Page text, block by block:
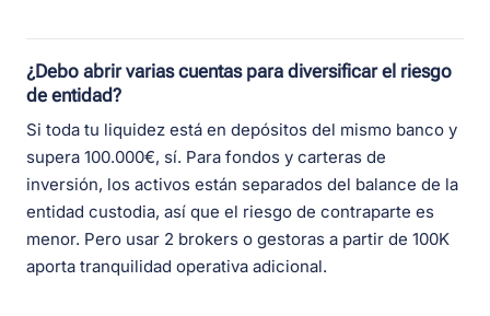
¿Debo abrir varias cuentas para diversificar el riesgo
de entidad?
Si toda tu liquidez está en depósitos del mismo banco y
supera 100.000€, sí. Para fondos y carteras de
inversión, los activos están separados del balance de la
entidad custodia, así que el riesgo de contraparte es
menor. Pero usar 2 brokers o gestoras a partir de 100K
aporta tranquilidad operativa adicional.